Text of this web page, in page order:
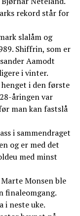
rekord står for
slalåm og
Shiffrin, som er
Aamodt
i vinter.
i den første
åringen var
man kan fastslå
i sammendraget
og er med det
med minst
Monsen ble
finaleomgang.
i neste uke.